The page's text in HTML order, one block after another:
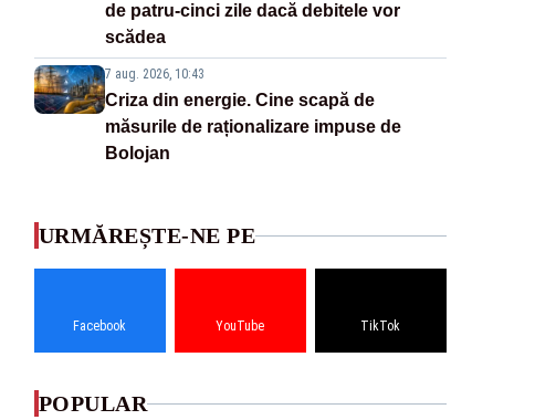
de patru-cinci zile dacă debitele vor
scădea
7 aug. 2026, 10:43
Criza din energie. Cine scapă de
măsurile de raționalizare impuse de
Bolojan
URMĂREȘTE-NE PE
Facebook YouTube TikTok
POPULAR